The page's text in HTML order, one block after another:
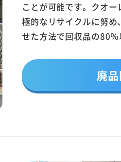
ことが可能です。クオ
極的なリサイクルに努
せた方法で回収品の80
廃